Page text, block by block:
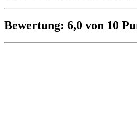
Bewertung: 6,0 von 10